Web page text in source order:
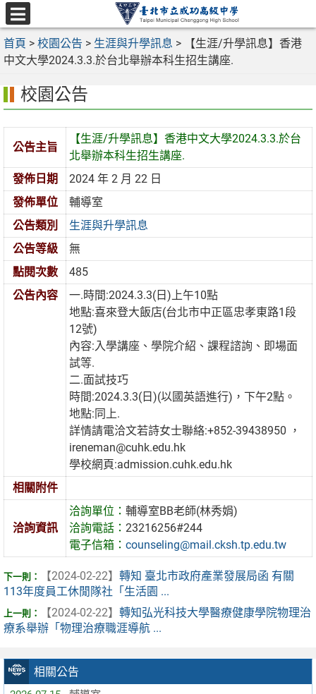
跳
至
主
要
區
選
單
首頁 > 校園公告 > 生涯與升學訊息 >
【生涯/升學訊息】香港
中文大學2024.3.3.於台北舉辦本科生招生講座.
相關公告
校園公告
公告主旨
【生涯/升學訊息】香港中文大學2024.3.3.於台
北舉辦本科生招生講座.
發佈日期
2024 年 2 月 22 日
發佈單位
輔導室
公告類別
生涯與升學訊息
公告等級
無
點閱次數
485
公告內容
一.時間:2024.3.3(日)上午10點
地點:喜來登大飯店(台北市中正區忠孝東路1段
12號)
內容:入學講座、學院介紹、課程諮詢、即場面
試等.
二.面試技巧
時間:2024.3.3(日)(以國英語進行)，下午2點。
地點:同上.
詳情請電洽文若詩女士聯絡:+852-39438950 ，
ireneman@cuhk.edu.hk
學校網頁:admission.cuhk.edu.hk
相關附件
洽詢資訊
洽詢單位：輔導室BB老師(林秀娟)
洽詢電話：23216256#244
電子信箱：counseling@mail.cksh.tp.edu.tw
【2024-02-22】 轉知 臺北市政府產業發展局函 有關
113年度員工休閒隊社「生活園 ...
【2024-02-22】 轉知弘光科技大學醫療健康學院物理治
療系舉辦「物理治療職涯導航 ...